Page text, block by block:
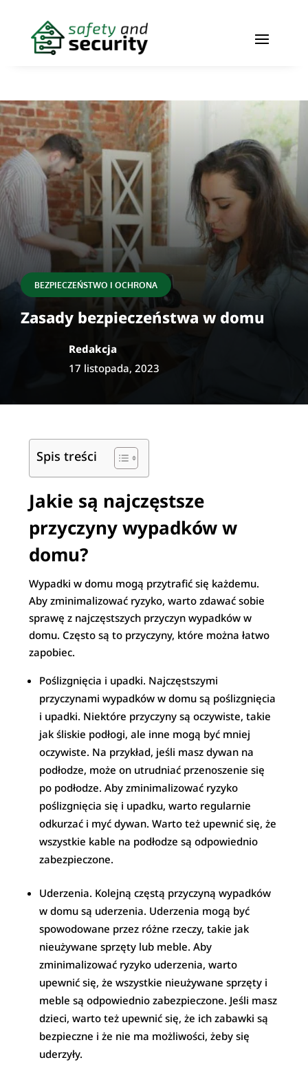
BEZPIECZEŃSTWO I OCHRONA
Zasady bezpieczeństwa w domu
Redakcja
17 listopada, 2023
Spis treści
Jakie są najczęstsze
przyczyny wypadków w
domu?
Wypadki w domu mogą przytrafić się każdemu.
Aby zminimalizować ryzyko, warto zdawać sobie
sprawę z najczęstszych przyczyn wypadków w
domu. Często są to przyczyny, które można łatwo
zapobiec.
Poślizgnięcia i upadki. Najczęstszymi
przyczynami wypadków w domu są poślizgnięcia
i upadki. Niektóre przyczyny są oczywiste, takie
jak śliskie podłogi, ale inne mogą być mniej
oczywiste. Na przykład, jeśli masz dywan na
podłodze, może on utrudniać przenoszenie się
po podłodze. Aby zminimalizować ryzyko
poślizgnięcia się i upadku, warto regularnie
odkurzać i myć dywan. Warto też upewnić się, że
wszystkie kable na podłodze są odpowiednio
zabezpieczone.
Uderzenia. Kolejną częstą przyczyną wypadków
w domu są uderzenia. Uderzenia mogą być
spowodowane przez różne rzeczy, takie jak
nieużywane sprzęty lub meble. Aby
zminimalizować ryzyko uderzenia, warto
upewnić się, że wszystkie nieużywane sprzęty i
meble są odpowiednio zabezpieczone. Jeśli masz
dzieci, warto też upewnić się, że ich zabawki są
bezpieczne i że nie ma możliwości, żeby się
uderzyły.